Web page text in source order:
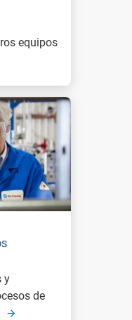
equipos
y
de